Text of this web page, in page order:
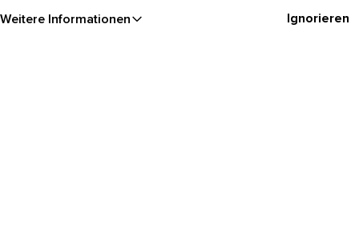
Weitere Informationen Ignorieren